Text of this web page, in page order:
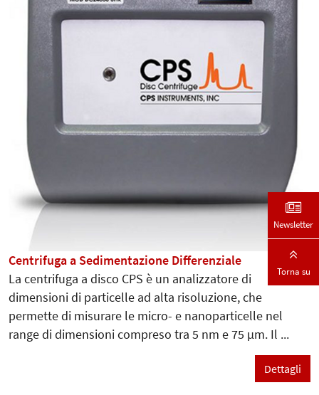
Centrifuga a Sedimentazione Differenziale
La centrifuga a disco CPS è un analizzatore di
dimensioni di particelle ad alta risoluzione, che
permette di misurare le micro- e nanoparticelle nel
range di dimensioni compreso tra 5 nm e 75 µm. Il ...
Dettagli
Newsletter
Torna su